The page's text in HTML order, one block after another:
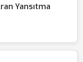
Yansıtma